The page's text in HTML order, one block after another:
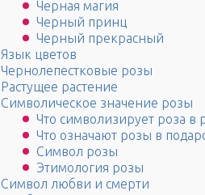
Черная магия
Черный принц
Черный прекрасный
Язык цветов
Чернолепестковые розы
Растущее растение
Символическое значение розы
Что символизирует роза в
Что означают розы в
Символ розы
Этимология розы
Символ любви и смерти